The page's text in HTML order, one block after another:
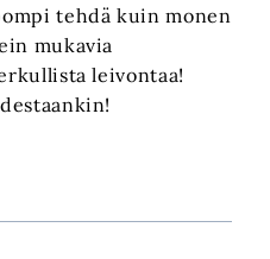
tehdä kuin monen
mukavia
leivontaa!